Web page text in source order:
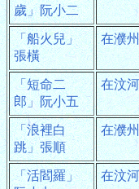
歲」阮小二
「船火兒」
張橫
在濮
「短命二
郎」阮小五
在汶
「浪裡白
跳」張順
在濮
「活閻羅」
在汶